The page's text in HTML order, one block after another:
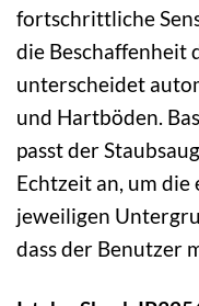
fortschrittliche
die Beschaffenheit
unterscheidet
und Hartböden.
passt der
Echtzeit an, um
jeweiligen
dass der Benutzer